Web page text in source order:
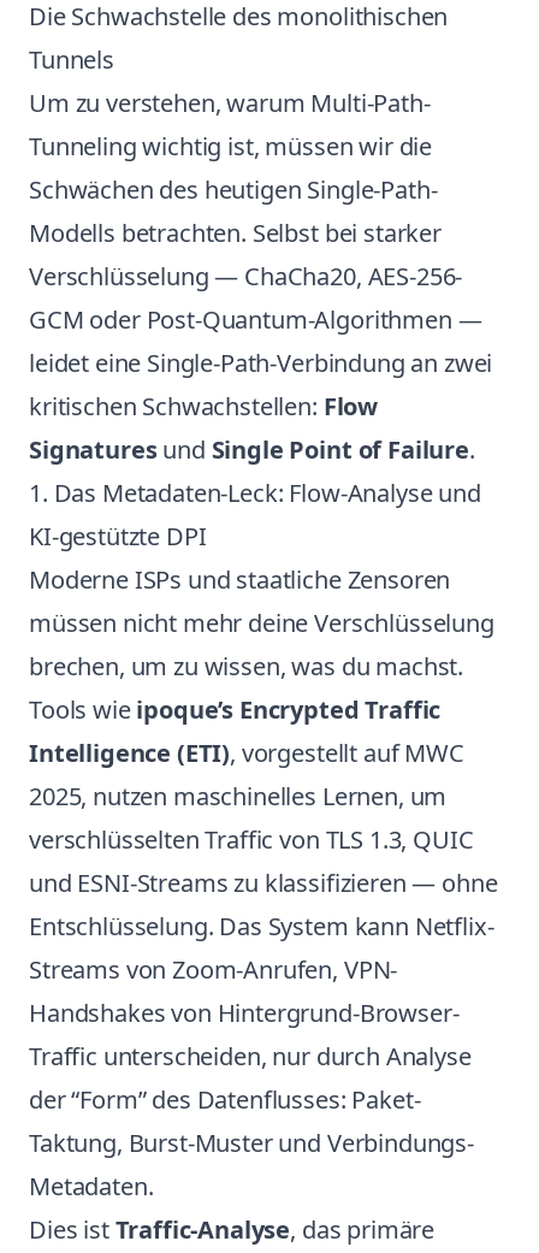
Die Schwachstelle des monolithischen
Tunnels
Um zu verstehen, warum Multi-Path-
Tunneling wichtig ist, müssen wir die
Schwächen des heutigen Single-Path-
Modells betrachten. Selbst bei starker
Verschlüsselung — ChaCha20, AES-256-
GCM oder Post-Quantum-Algorithmen —
leidet eine Single-Path-Verbindung an zwei
kritischen Schwachstellen: Flow
Signaturesund Single Point of Failure.
1. Das Metadaten-Leck: Flow-Analyse und
KI-gestützte DPI
Moderne ISPs und staatliche Zensoren
müssen nicht mehr deine Verschlüsselung
brechen, um zu wissen, was du machst.
Tools wieipoque’s Encrypted Traffic
Intelligence (ETI), vorgestellt auf MWC
2025, nutzen maschinelles Lernen, um
verschlüsselten Traffic von TLS 1.3, QUIC
und ESNI-Streams zu klassifizieren — ohne
Entschlüsselung. Das System kann Netflix-
Streams von Zoom-Anrufen, VPN-
Handshakes von Hintergrund-Browser-
Traffic unterscheiden, nur durch Analyse
der “Form” des Datenflusses: Paket-
Taktung, Burst-Muster und Verbindungs-
Metadaten.
Dies istTraffic-Analyse, das primäre